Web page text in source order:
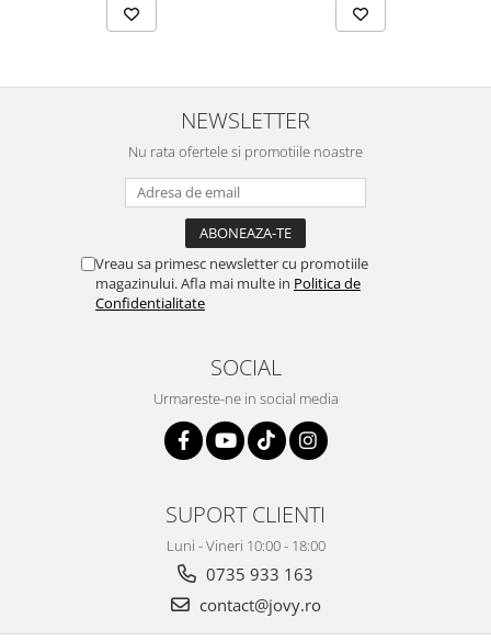
NEWSLETTER
Nu rata ofertele si promotiile noastre
Vreau sa primesc newsletter cu promotiile
magazinului. Afla mai multe in Politica de
Confidentialitate
SOCIAL
Urmareste-ne in social media
SUPORT CLIENTI
Luni - Vineri 10:00 - 18:00
0735 933 163
contact@jovy.ro